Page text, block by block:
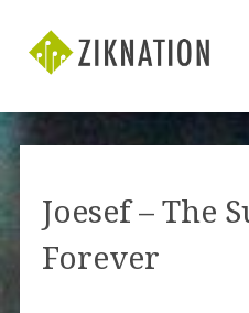
Joesef – The
Forever